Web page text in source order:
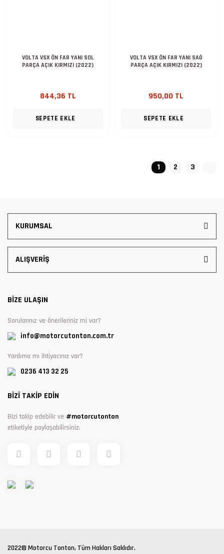
VOLTA VSX ÖN FAR YANI SOL
PARÇA AÇIK KIRMIZI (2022)
844,36 TL
SEPETE EKLE
VOLTA VSX ÖN FAR YANI SAĞ
PARÇA AÇIK KIRMIZI (2022)
950,00 TL
SEPETE EKLE
1 2 3
KURUMSAL
ALIŞVERİŞ
BİZE ULAŞIN
Sorularınız ve önerileriniz mi var?
info@motorcutonton.com.tr
Yardıma mı ihtiyacınız var?
0236 413 32 25
BİZİ TAKİP EDİN
Bizi takip edebilir ve #motorcutonton
etiketiyle paylaşabilirsiniz.
2022© Motorcu Tonton, Tüm Hakları Saklıdır.